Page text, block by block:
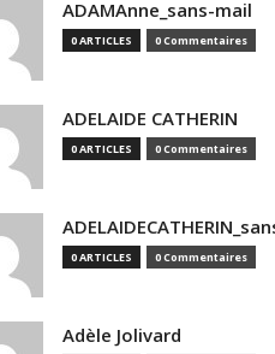
ADAMAnne_sans-mail
0 ARTICLES 0 Commentaires
ADELAIDE CATHERIN
0 ARTICLES 0 Commentaires
0 ARTICLES 0 Commentaires
Adèle Jolivard